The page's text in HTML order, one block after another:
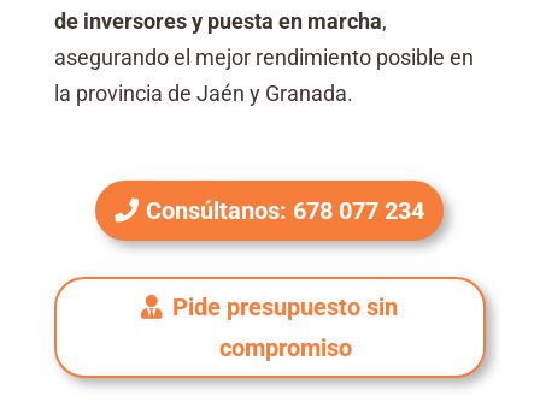
de inversores y puesta en marcha,
asegurando el mejor rendimiento posible en
la provincia de Jaén y Granada.
Consúltanos: 678 077 234
Pide presupuesto sin
compromiso